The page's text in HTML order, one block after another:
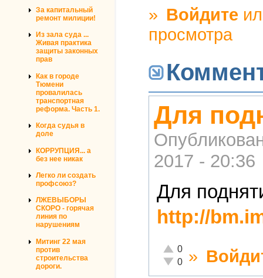
За капитальный
ремонт милиции!
Из зала суда ...
Живая практика
защиты законных
прав
Как в городе
Тюмени
провалилась
транспортная
реформа. Часть 1.
Когда судья в
доле
КОРРУПЦИЯ... а
без нее никак
Легко ли создать
профсоюз?
ЛЖЕВЫБОРЫ
СКОРО - горячая
линия по
нарушениям
Митинг 22 мая
против
строительства
дороги.
» Войдите
просмотра
Для
2017 - 20:36
Для
http://
Отлично!
0
Неадекватно!
0 »